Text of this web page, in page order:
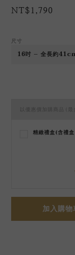
NT$1,790
尺寸
以優惠價加購商品 (最
精緻禮盒(含禮
加入購物